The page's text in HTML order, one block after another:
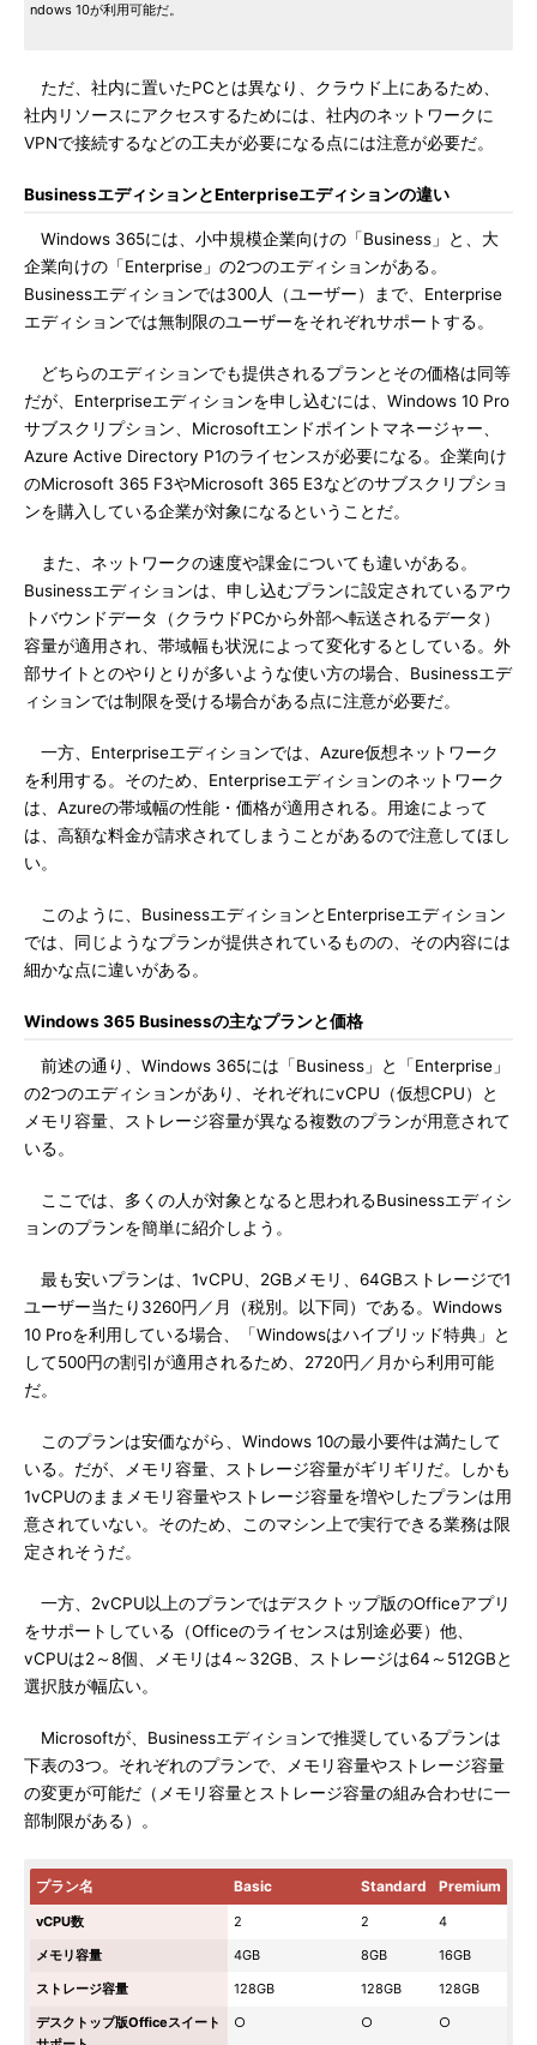
ndows 10が利用可能だ。
ただ、社内に置いたPCとは異なり、クラウド上にあるため、
社内リソースにアクセスするためには、社内のネットワークに
VPNで接続するなどの工夫が必要になる点には注意が必要だ。
BusinessエディションとEnterpriseエディションの違い
Windows 365には、小中規模企業向けの「Business」と、大
企業向けの「Enterprise」の2つのエディションがある。
Businessエディションでは300人（ユーザー）まで、Enterprise
エディションでは無制限のユーザーをそれぞれサポートする。
どちらのエディションでも提供されるプランとその価格は同等
だが、Enterpriseエディションを申し込むには、Windows 10 Pro
サブスクリプション、Microsoftエンドポイントマネージャー、
Azure Active Directory P1のライセンスが必要になる。企業向け
のMicrosoft 365 F3やMicrosoft 365 E3などのサブスクリプショ
ンを購入している企業が対象になるということだ。
また、ネットワークの速度や課金についても違いがある。
Businessエディションは、申し込むプランに設定されているアウ
トバウンドデータ（クラウドPCから外部へ転送されるデータ）
容量が適用され、帯域幅も状況によって変化するとしている。外
部サイトとのやりとりが多いような使い方の場合、Businessエデ
ィションでは制限を受ける場合がある点に注意が必要だ。
一方、Enterpriseエディションでは、Azure仮想ネットワーク
を利用する。そのため、Enterpriseエディションのネットワーク
は、Azureの帯域幅の性能・価格が適用される。用途によって
は、高額な料金が請求されてしまうことがあるので注意してほし
い。
このように、BusinessエディションとEnterpriseエディション
では、同じようなプランが提供されているものの、その内容には
細かな点に違いがある。
Windows 365 Businessの主なプランと価格
前述の通り、Windows 365には「Business」と「Enterprise」
の2つのエディションがあり、それぞれにvCPU（仮想CPU）と
メモリ容量、ストレージ容量が異なる複数のプランが用意されて
いる。
ここでは、多くの人が対象となると思われるBusinessエディシ
ョンのプランを簡単に紹介しよう。
最も安いプランは、1vCPU、2GBメモリ、64GBストレージで1
ユーザー当たり3260円／月（税別。以下同）である。Windows
10 Proを利用している場合、「Windowsはハイブリッド特典」と
して500円の割引が適用されるため、2720円／月から利用可能
だ。
このプランは安価ながら、Windows 10の最小要件は満たして
いる。だが、メモリ容量、ストレージ容量がギリギリだ。しかも
1vCPUのままメモリ容量やストレージ容量を増やしたプランは用
意されていない。そのため、このマシン上で実行できる業務は限
定されそうだ。
一方、2vCPU以上のプランではデスクトップ版のOfficeアプリ
をサポートしている（Officeのライセンスは別途必要）他、
vCPUは2～8個、メモリは4～32GB、ストレージは64～512GBと
選択肢が幅広い。
Microsoftが、Businessエディションで推奨しているプランは
下表の3つ。それぞれのプランで、メモリ容量やストレージ容量
の変更が可能だ（メモリ容量とストレージ容量の組み合わせに一
部制限がある）。
プラン名 Basic Standard Premium
vCPU数 2 2
4
メモリ容量
4GB 8GB
16GB
ストレージ容量
128GB 128GB
128GB
デスクトップ版Officeスイート
○ ○ ○